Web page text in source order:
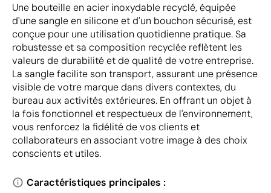
Une bouteille en acier inoxydable recyclé, équipée
d'une sangle en silicone et d'un bouchon sécurisé, est
conçue pour une utilisation quotidienne pratique. Sa
robustesse et sa composition recyclée reflètent les
valeurs de durabilité et de qualité de votre entreprise.
La sangle facilite son transport, assurant une présence
visible de votre marque dans divers contextes, du
bureau aux activités extérieures. En offrant un objet à
la fois fonctionnel et respectueux de l'environnement,
vous renforcez la fidélité de vos clients et
collaborateurs en associant votre image à des choix
conscients et utiles.
Caractéristiques principales :